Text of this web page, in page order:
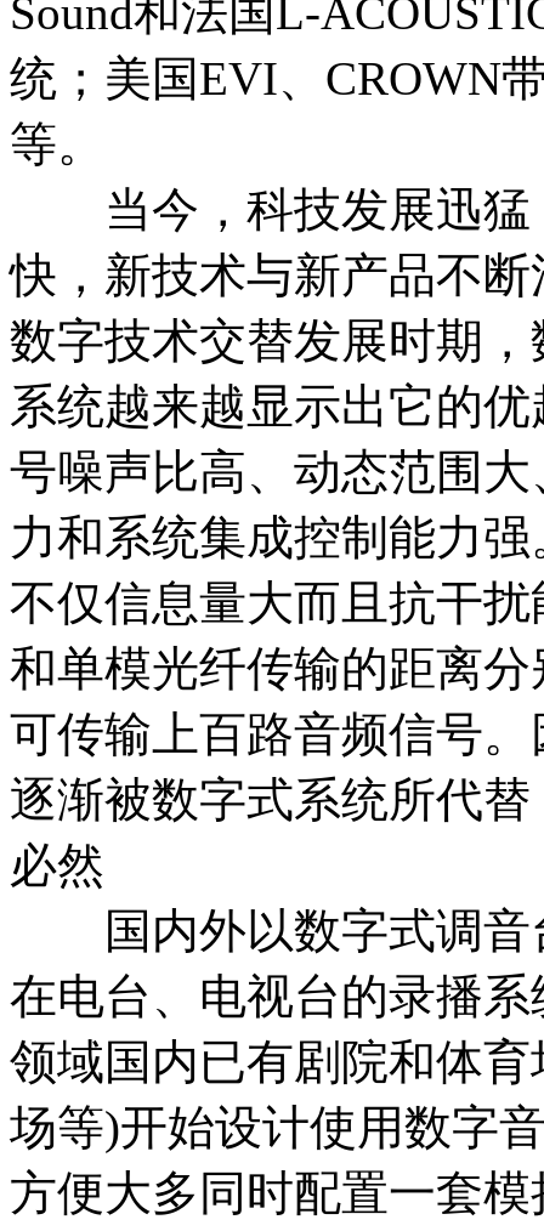
Sound和法国L-
统；美国EVI、CROWN
等。
当今，科技发展迅猛
快，新技术与新产品不
数字技术交替发展时期
系统越来越显示出它的
号噪声比高、动态范围
力和系统集成控制能力
不仅信息量大而且抗干
和单模光纤传输的距离
可传输上百路音频信号
逐渐被数字式系统所代
必然
国内外以数字式调音
在电台、电视台的录播
领域国内已有剧院和体
场等)开始设计使用数字
方便大多同时配置一套